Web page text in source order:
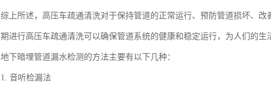
综上所述，高压车疏通清洗对于保持管道的正常运行、预防管道损坏、
期进行高压车疏通清洗可以确保管道系统的健康和稳定运行，为人们的生
地下暗埋管道漏水检测的方法主要有以下几种：
1. 音听检漏法